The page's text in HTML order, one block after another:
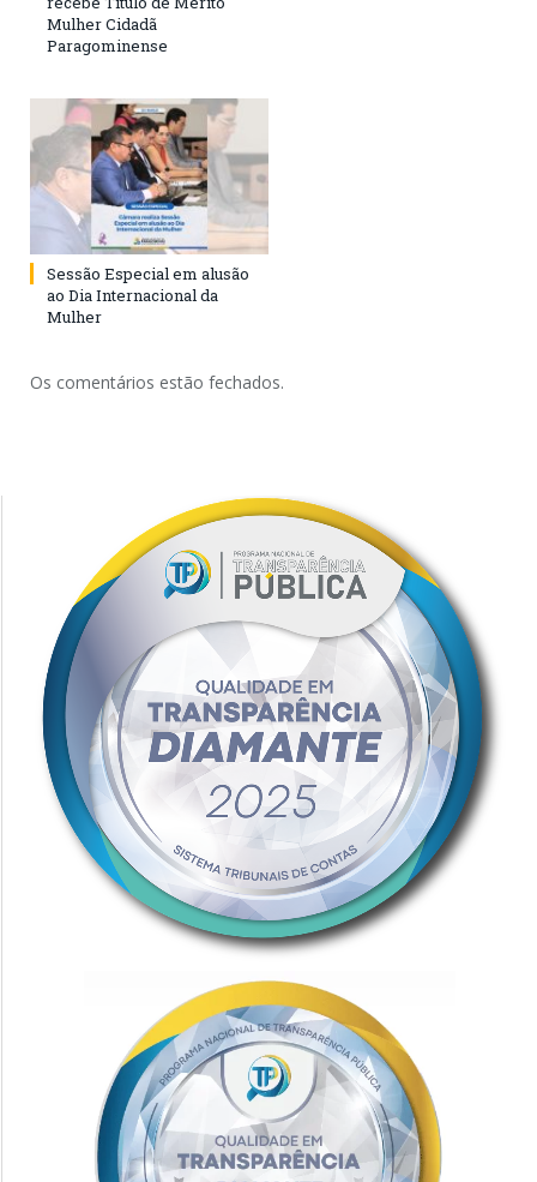
Mulher Cidadã
Paragominense
Sessão Especial em alusão
ao Dia Internacional da
Mulher
Os comentários estão fechados.